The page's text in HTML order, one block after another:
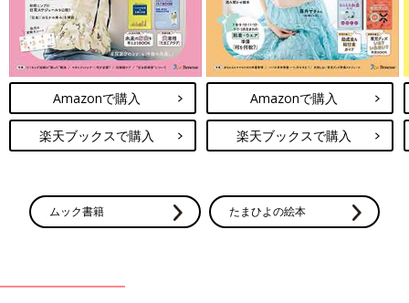
Amazonで購入
楽天ブックスで購入
Amazonで購入
楽天ブックスで購入
ムック書籍 たまひよの絵本